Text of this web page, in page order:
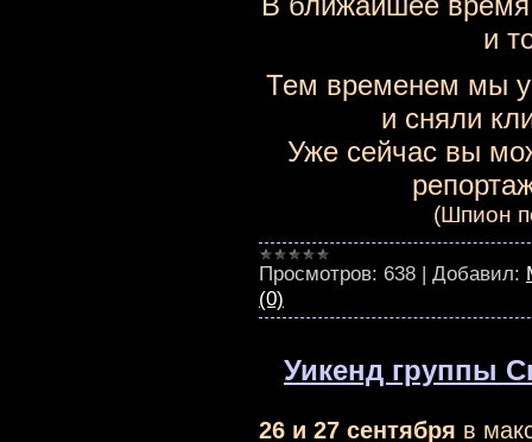
и
Тем временем мы
и сняли
Уже сейчас вы
(Шпион
Просмотров: 638 | Добавил:
(0)
Уикенд группы
26 и 27 сентября в